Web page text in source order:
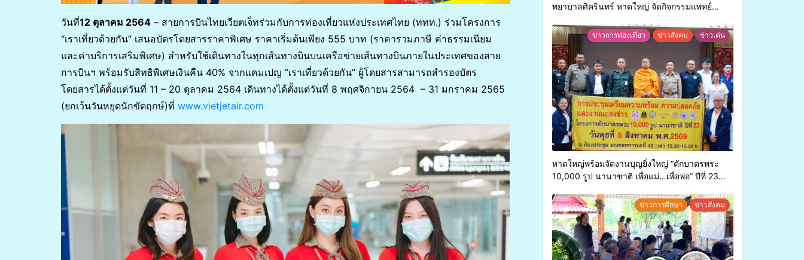
วันที่12 ตุลาคม 2564 – สายการบินไทยเวียตเจ็ทร่วมกับการท่องเที่ยวแห่งประเทศไทย (ททท.) ร่วมโครงการ
“เราเที่ยวด้วยกัน” เสนอบัตรโดยสารราคาพิเศษ ราคาเริ่มต้นเพียง 555 บาท (ราคารวมภาษี ค่าธรรมเนียม
และค่าบริการเสริมพิเศษ) สำหรับใช้เดินทางในทุกเส้นทางบินบนเครือข่ายเส้นทางบินภายในประเทศของสาย
การบินฯ พร้อมรับสิทธิพิเศษเงินคืน 40% จากแคมเปญ “เราเที่ยวด้วยกัน” ผู้โดยสารสามารถสำรองบัตร
โดยสารได้ตั้งแต่วันที่ 11 – 20 ตุลาคม 2564 เดินทางได้ตั้งแต่วันที่ 8 พฤศจิกายน 2564 – 31 มกราคม 2565
(ยกเว้นวันหยุดนักขัตฤกษ์)ที่ www.vietjetair.com
พยาบาลศิครินทร์ หาดใหญ่ จัดกิจกรรมแพทย์
ข่าวการท่องเที่ยว ข่าวสังคม ข่าวเด่น
หาดใหญ่พร้อมจัดงานบุญยิ่งใหญ่ “ตักบาตรพระ
10,000 รูป นานาชาติ เพื่อแม่…เพื่อพ่อ” ปีที่ 23
ประเพณีแห่งศรัทธา
ข่าวการศึกษา ข่าวสังคม